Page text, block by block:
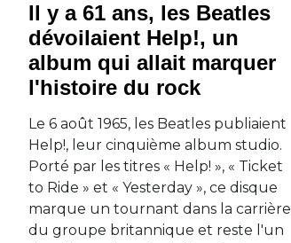
Il y a 61 ans, les Beatles
dévoilaient Help!, un
album qui allait marquer
l'histoire du rock
Le 6 août 1965, les Beatles publiaient
Help!, leur cinquième album studio.
Porté par les titres « Help! », « Ticket
to Ride » et « Yesterday », ce disque
marque un tournant dans la carrière
du groupe britannique et reste l'un